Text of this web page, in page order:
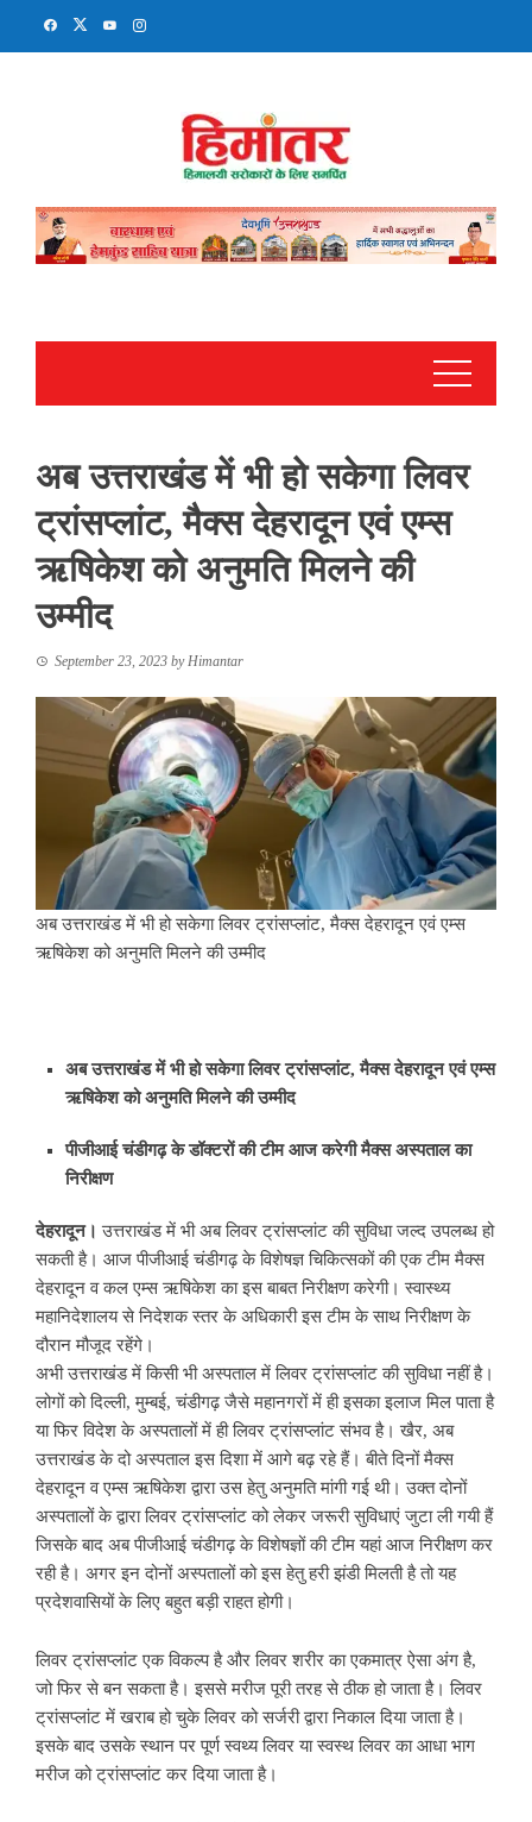
अब उत्तराखंड में भी हो सकेगा लिवर
ट्रांसप्लांट, मैक्स देहरादून एवं एम्स
ऋषिकेश को अनुमति मिलने की
उम्मीद
September 23, 2023 byHimantar
अब उत्तराखंड में भी हो सकेगा लिवर ट्रांसप्लांट, मैक्स देहरादून एवं एम्स
ऋषिकेश को अनुमति मिलने की उम्मीद
अब उत्तराखंड में भी हो सकेगा लिवर ट्रांसप्लांट, मैक्स देहरादून एवं एम्स
ऋषिकेश को अनुमति मिलने की उम्मीद
पीजीआई चंडीगढ़ के डॉक्टरों की टीम आज करेगी मैक्स अस्पताल का
निरीक्षण
देहरादून। उत्तराखंड में भी अब लिवर ट्रांसप्लांट की सुविधा जल्द उपलब्ध हो
सकती है। आज पीजीआई चंडीगढ़ के विशेषज्ञ चिकित्सकों की एक टीम मैक्स
देहरादून व कल एम्स ऋषिकेश का इस बाबत निरीक्षण करेगी। स्वास्थ्य
महानिदेशालय से निदेशक स्तर के अधिकारी इस टीम के साथ निरीक्षण के
दौरान मौजूद रहेंगे।
अभी उत्तराखंड में किसी भी अस्पताल में लिवर ट्रांसप्लांट की सुविधा नहीं है।
लोगों को दिल्ली, मुम्बई, चंडीगढ़ जैसे महानगरों में ही इसका इलाज मिल पाता है
या फिर विदेश के अस्पतालों में ही लिवर ट्रांसप्लांट संभव है। खैर, अब
उत्तराखंड के दो अस्पताल इस दिशा में आगे बढ़ रहे हैं। बीते दिनों मैक्स
देहरादून व एम्स ऋषिकेश द्वारा उस हेतु अनुमति मांगी गई थी। उक्त दोनों
अस्पतालों के द्वारा लिवर ट्रांसप्लांट को लेकर जरूरी सुविधाएं जुटा ली गयी हैं
जिसके बाद अब पीजीआई चंडीगढ़ के विशेषज्ञों की टीम यहां आज निरीक्षण कर
रही है। अगर इन दोनों अस्पतालों को इस हेतु हरी झंडी मिलती है तो यह
प्रदेशवासियों के लिए बहुत बड़ी राहत होगी।
लिवर ट्रांसप्लांट एक विकल्प है और लिवर शरीर का एकमात्र ऐसा अंग है,
जो फिर से बन सकता है। इससे मरीज पूरी तरह से ठीक हो जाता है। लिवर
ट्रांसप्लांट में खराब हो चुके लिवर को सर्जरी द्वारा निकाल दिया जाता है।
इसके बाद उसके स्थान पर पूर्ण स्वथ्य लिवर या स्वस्थ लिवर का आधा भाग
मरीज को ट्रांसप्लांट कर दिया जाता है।